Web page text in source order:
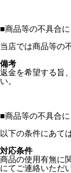
■商品等の不具合
当店では商品等の
備考
返金を希望する旨
い。
■商品等の不具合
以下の条件にあて
対応条件
商品の使用有無に
にてご連絡いただ